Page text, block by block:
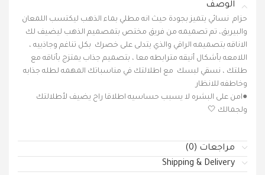
الوصف
حزام نسائي يتميز بجودة حيث انه مطلي بماء الذهب ليكتسب اللمعان
والبيريق، تم تصميمه من فريق مختص بتمصميم الذهب ليضيف لك
الاناقه بتصميمه الراقي والذي يتدلى على خصرك بكل تناغم وجاذبيه ،
اللامعه بأشكال أنيقه مترابطه معا ، بتصميم جذاب يمتزج بأناقه مع
طلتك ، نسقي لبسك مع اطلالتك في مناسباتك المهمه لطله جذابه
وخاطفه للانظار
●امن على البشره لا يسبب حساسيه اطلاقا راح يضيف لأطلالتك
ولجمالك 🤍
مراجعات (0)
Shipping & Delivery